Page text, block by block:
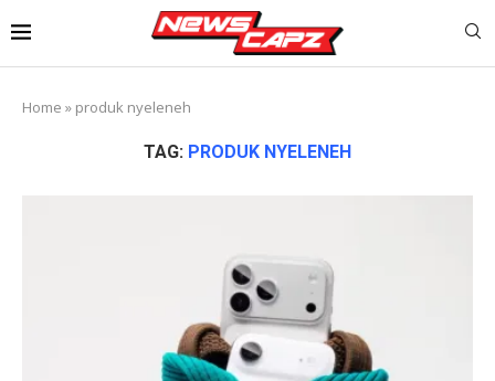
Home » produk nyeleneh
TAG: PRODUK NYELENEH